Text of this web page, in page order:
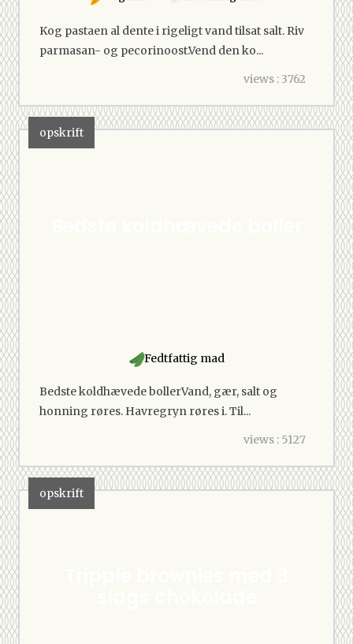
Kog pastaen al dente i rigeligt vand tilsat salt. Riv
parmasan- og pecorinoost.Vend den ko...
views : 3762
opskrift
Fedtfattig mad
Bedste koldhævede bollerVand, gær, salt og
honning røres. Havregryn røres i. Til...
views : 5127
opskrift